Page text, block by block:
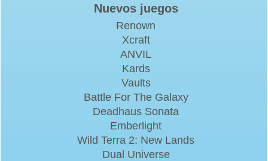
Nuevos juegos
Renown
Xcraft
ANVIL
Kards
Vaults
Battle For The Galaxy
Deadhaus Sonata
Emberlight
Wild Terra 2: New Lands
Dual Universe